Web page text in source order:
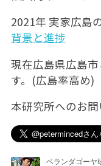
2021年 実家広島
背景と進捗
現在広島県広島
す。(広島率高め)
本研究所へのお